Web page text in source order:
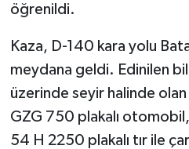
öğrenildi.
Kaza, D-140 kara yolu
meydana geldi. Edinilen
üzerinde seyir halinde
GZG 750 plakalı
54 H 2250 plakalı tır ile